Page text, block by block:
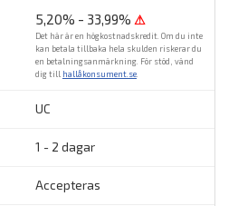
5,20% - 33,99% ⚠
Det här är en högkostnadskredit. Om du inte
kan betala tillbaka hela skulden riskerar du
en betalningsanmärkning. För stöd, vänd
dig till hallåkonsument.se
UC
1 - 2 dagar
Accepteras